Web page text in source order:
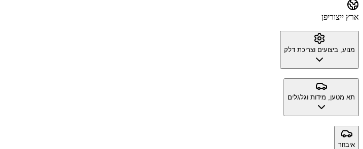
ארץ ייצוריפן
מנוע, ביצועים וצריכת דלק
תא מטען, מידות וגלגלים
איבזור